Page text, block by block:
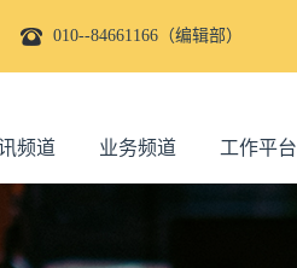
010--84661166（编辑部）
频道 业务频道 工作平台